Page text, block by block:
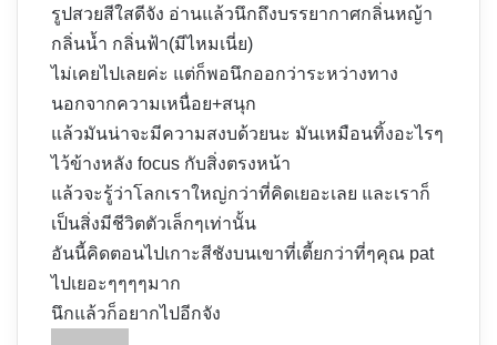
:
รูปสวยสีใสดีจัง อ่านแล้วนึกถึงบรรยากาศกลิ่นหญ้า
กลิ่นน้ำ กลิ่นฟ้า(มีไหมเนี่ย)
ไม่เคยไปเลยค่ะ แต่ก็พอนึกออกว่าระหว่างทาง
นอกจากความเหนื่อย+สนุก
แล้วมันน่าจะมีความสงบด้วยนะ มันเหมือนทิ้งอะไรๆ
ไว้ข้างหลัง focus กับสิ่งตรงหน้า
แล้วจะรู้ว่าโลกเราใหญ่กว่าที่คิดเยอะเลย และเราก็
เป็นสิ่งมีชีวิตตัวเล็กๆเท่านั้น
อันนี้คิดตอนไปเกาะสีชังบนเขาที่เตี้ยกว่าที่ๆคุณ pat
ไปเยอะๆๆๆๆมาก
นึกแล้วก็อยากไปอีกจัง